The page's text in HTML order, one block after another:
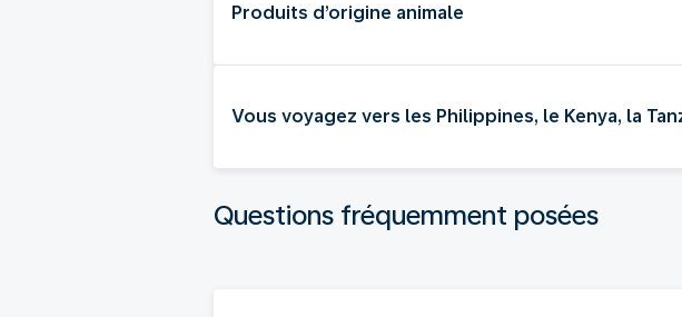
Produits d’origine animale
Vous voyagez vers les Philippines, le Kenya, la
Questions fréquemment posées